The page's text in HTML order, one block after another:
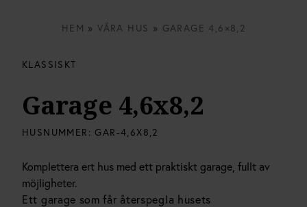
HEM »VÅRA HUS » GARAGE 4,6×8,2
KLASSISKT
Garage 4,6x8,2
HUSNUMMER:GAR-4,6X8,2
Komplettera ert hus med ett praktiskt garage, fullt av
möjligheter.
Ett garage som får återspegla husets